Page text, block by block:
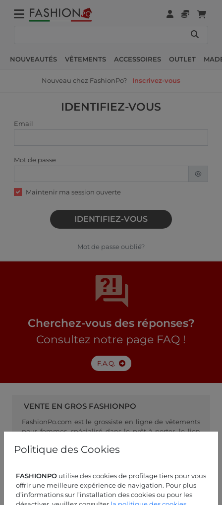
Politique des Cookies
FASHIONPO utilise des cookies de profilage tiers pour vous
offrir une meilleure expérience de navigation. Pour plus
d’informations sur l’installation des cookies ou pour les
NOUVEAUTÉS VÊTEMENTS ACCESSOIRES OUTLET
Nouveau chez FashionPo? Inscrivez-vous
IDENTIFIEZ-VOUS
Email
Mot de passe
Maintenir ma session ouverte
IDENTIFIEZ-VOUS
Mot de passe oublié?
Cherchez-vous des réponses?
Consultez notre page FAQ !
F.A.Q.
VENTE EN GROS FASHIONPO
FashionPo.com est le grossiste en ligne de vêtements
pour femmes, spécialisé dans le prêt-à-porter, le lien
les détaillants. Achetez vos vêtements en gros
ASSISTANCE CLIENT